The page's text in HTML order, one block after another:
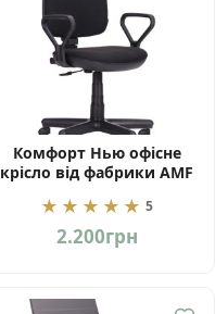
Комфорт Нью офісне
крісло від фабрики AMF
★★★★★ 5
2.200грн